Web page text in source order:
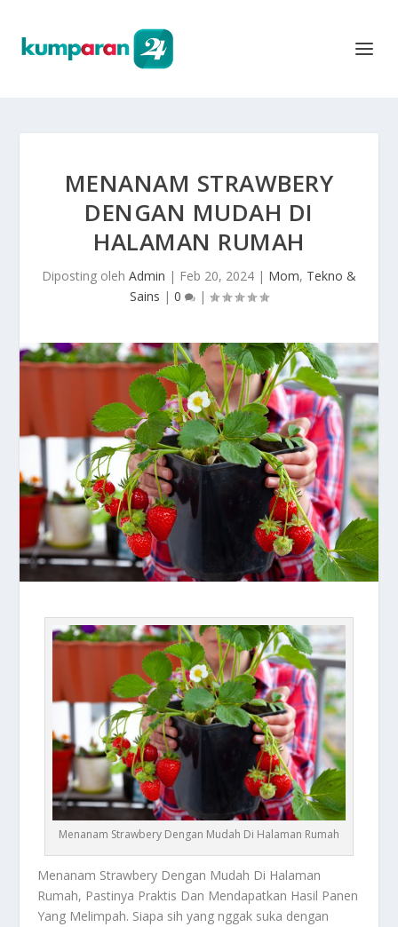
MENANAM STRAWBERY
DENGAN MUDAH DI
HALAMAN RUMAH
Diposting oleh Admin | Feb 20, 2024 | Mom, Tekno &
Sains | 0 |
Menanam Strawbery Dengan Mudah Di Halaman Rumah
Menanam Strawbery Dengan Mudah Di Halaman
Rumah, Pastinya Praktis Dan Mendapatkan Hasil Panen
Yang Melimpah. Siapa sih yang nggak suka dengan